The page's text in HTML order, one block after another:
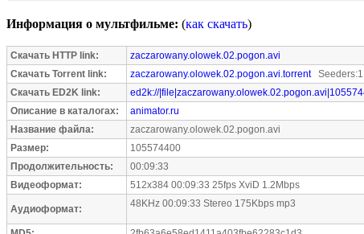
Информация о мультфильме: (как скачать)
Скачать HTTP link:
zaczarowany.olowek.02.pogon.avi
Скачать Torrent link:
zaczarowany.olowek.02.pogon.avi.torrent
Скачать ED2K link:
ed2k://
Описание в каталогах:
animator.ru
Название файла:
zaczarowany.olowek.02.pogon.avi
Размер:
105574400
Продолжительность:
00:09:33
Видеоформат:
512x384 00:09:33 25fps XviD 1.2Mbps
Аудиоформат: 48KHz 00:09:33 Stereo 175Kbps mp3